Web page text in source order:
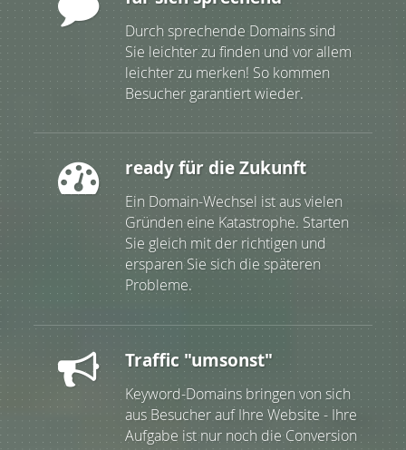
Durch sprechende Domains sind
Sie leichter zu finden und vor allem
leichter zu merken! So kommen
Besucher garantiert wieder.
ready für die Zukunft
Ein Domain-Wechsel ist aus vielen
Gründen eine Katastrophe. Starten
Sie gleich mit der richtigen und
ersparen Sie sich die späteren
Probleme.
Traffic "umsonst"
Keyword-Domains bringen von sich
aus Besucher auf Ihre Website - Ihre
Aufgabe ist nur noch die Conversion